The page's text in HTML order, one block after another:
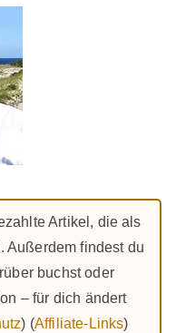
Artikel, die als
Außerdem findest du
buchst oder
– für dich ändert
) (Affiliate-Links)